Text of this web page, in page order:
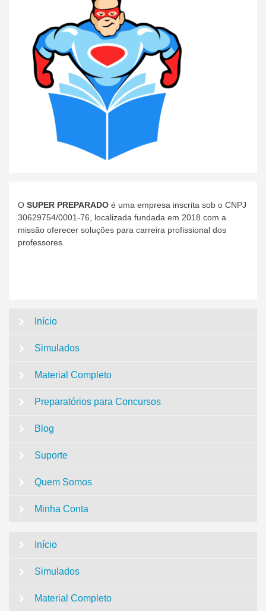
O SUPER PREPARADO é uma empresa inscrita sob o CNPJ
30629754/0001-76, localizada fundada em 2018 com a
missão oferecer soluções para carreira profissional dos
professores.
Início
Simulados
Material Completo
Preparatórios para Concursos
Blog
Suporte
Quem Somos
Minha Conta
Início
Simulados
Material Completo